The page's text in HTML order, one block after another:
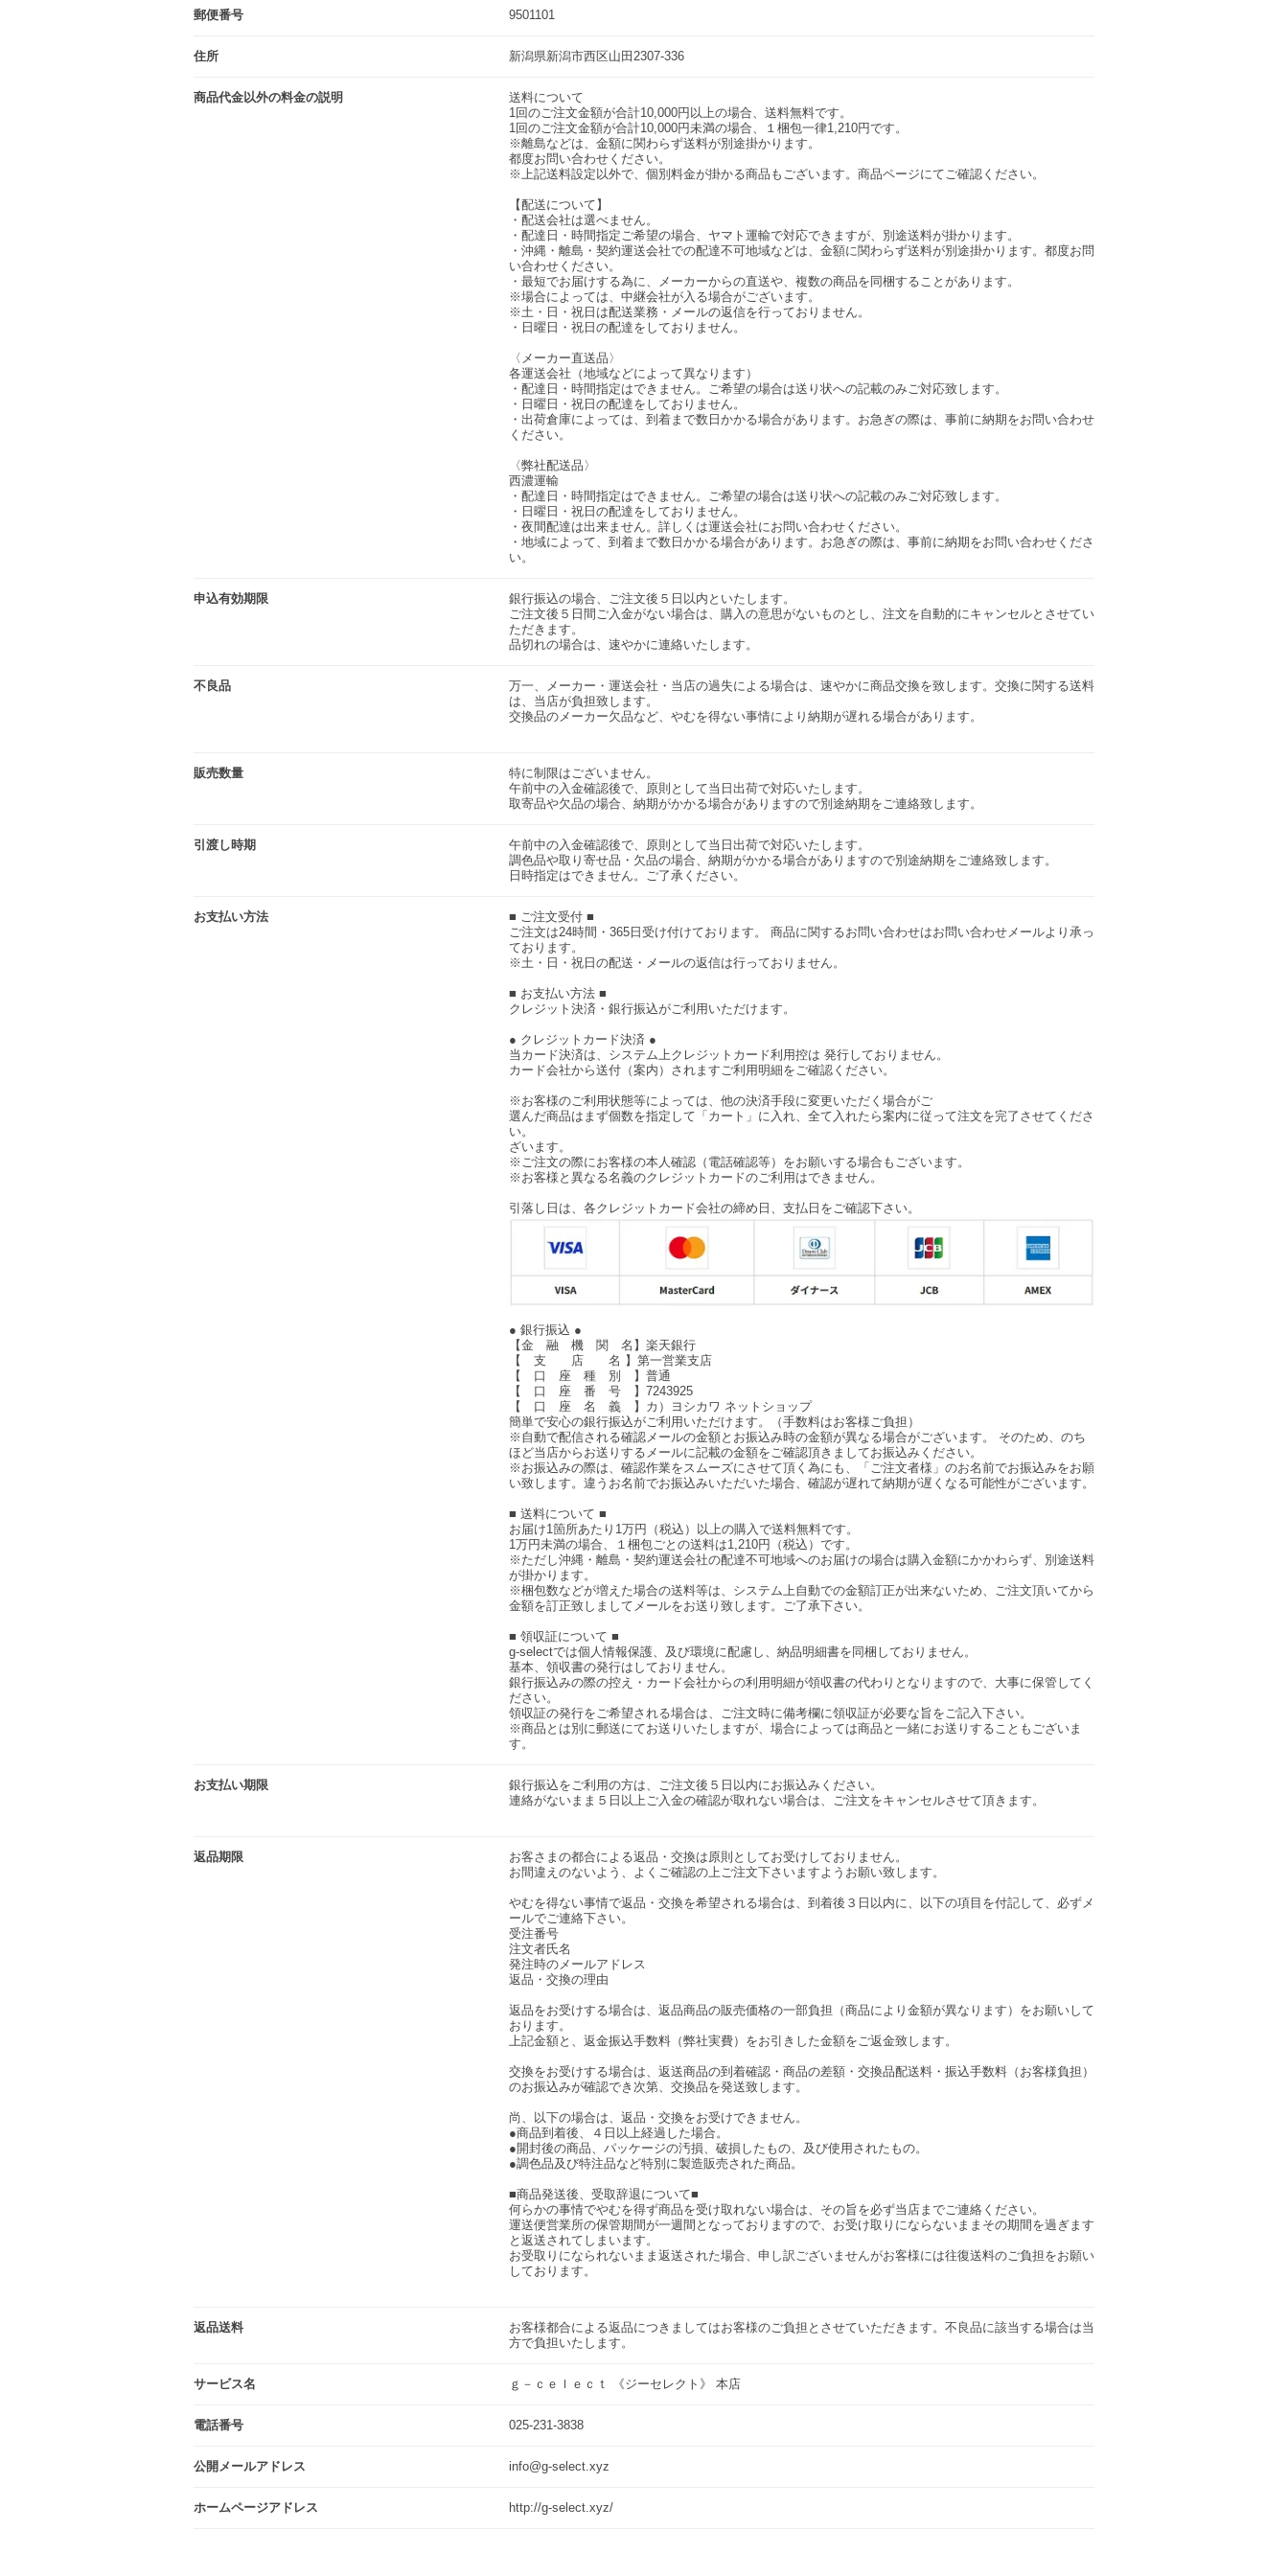
郵便番号 9501101
住所 新潟県新潟市西区山田2307-336
商品代金以外の料金の説明
送料について
1回のご注文金額が合計10,000円以上の場合、送料無料です。
1回のご注文金額が合計10,000円未満の場合、１梱包一律1,210円です。
※離島などは、金額に関わらず送料が別途掛かります。
都度お問い合わせください。
※上記送料設定以外で、個別料金が掛かる商品もございます。商品ページにてご確認ください。
【配送について】
・配送会社は選べません。
・配達日・時間指定ご希望の場合、ヤマト運輸で対応できますが、別途送料が掛かります。
・沖縄・離島・契約運送会社での配達不可地域などは、金額に関わらず送料が別途掛かります。都度お問
い合わせください。
・最短でお届けする為に、メーカーからの直送や、複数の商品を同梱することがあります。
※場合によっては、中継会社が入る場合がございます。
※土・日・祝日は配送業務・メールの返信を行っておりません。
・日曜日・祝日の配達をしておりません。
〈メーカー直送品〉
各運送会社（地域などによって異なります）
・配達日・時間指定はできません。ご希望の場合は送り状への記載のみご対応致します。
・日曜日・祝日の配達をしておりません。
・出荷倉庫によっては、到着まで数日かかる場合があります。お急ぎの際は、事前に納期をお問い合わせ
ください。
〈弊社配送品〉
西濃運輸
・配達日・時間指定はできません。ご希望の場合は送り状への記載のみご対応致します。
・日曜日・祝日の配達をしておりません。
・夜間配達は出来ません。詳しくは運送会社にお問い合わせください。
・地域によって、到着まで数日かかる場合があります。お急ぎの際は、事前に納期をお問い合わせくださ
い。
申込有効期限
銀行振込の場合、ご注文後５日以内といたします。
ご注文後５日間ご入金がない場合は、購入の意思がないものとし、注文を自動的にキャンセルとさせてい
ただきます。
品切れの場合は、速やかに連絡いたします。
不良品
万一、メーカー・運送会社・当店の過失による場合は、速やかに商品交換を致します。交換に関する送料
は、当店が負担致します。
交換品のメーカー欠品など、やむを得ない事情により納期が遅れる場合があります。
販売数量
特に制限はございません。
午前中の入金確認後で、原則として当日出荷で対応いたします。
取寄品や欠品の場合、納期がかかる場合がありますので別途納期をご連絡致します。
引渡し時期
午前中の入金確認後で、原則として当日出荷で対応いたします。
調色品や取り寄せ品・欠品の場合、納期がかかる場合がありますので別途納期をご連絡致します。
日時指定はできません。ご了承ください。
お支払い方法
■ ご注文受付 ■
ご注文は24時間・365日受け付けております。 商品に関するお問い合わせはお問い合わせメールより承っ
ております。
※土・日・祝日の配送・メールの返信は行っておりません。
■ お支払い方法 ■
クレジット決済・銀行振込がご利用いただけます。
● クレジットカード決済 ●
当カード決済は、システム上クレジットカード利用控は 発行しておりません。
カード会社から送付（案内）されますご利用明細をご確認ください。
※お客様のご利用状態等によっては、他の決済手段に変更いただく場合がご
選んだ商品はまず個数を指定して「カート」に入れ、全て入れたら案内に従って注文を完了させてくださ
い。
ざいます。
※ご注文の際にお客様の本人確認（電話確認等）をお願いする場合もございます。
※お客様と異なる名義のクレジットカードのご利用はできません。
引落し日は、各クレジットカード会社の締め日、支払日をご確認下さい。
● 銀行振込 ●
【金 融 機 関 名】楽天銀行
【 支 店 名 】第一営業支店
【 口 座 種 別 】普通
【 口 座 番 号 】7243925
【 口 座 名 義 】カ）ヨシカワ ネットショップ
簡単で安心の銀行振込がご利用いただけます。（手数料はお客様ご負担）
※自動で配信される確認メールの金額とお振込み時の金額が異なる場合がございます。 そのため、のち
ほど当店からお送りするメールに記載の金額をご確認頂きましてお振込みください。
※お振込みの際は、確認作業をスムーズにさせて頂く為にも、「ご注文者様」のお名前でお振込みをお願
い致します。違うお名前でお振込みいただいた場合、確認が遅れて納期が遅くなる可能性がございます。
■ 送料について ■
お届け1箇所あたり1万円（税込）以上の購入で送料無料です。
1万円未満の場合、１梱包ごとの送料は1,210円（税込）です。
※ただし沖縄・離島・契約運送会社の配達不可地域へのお届けの場合は購入金額にかかわらず、別途送料
が掛かります。
※梱包数などが増えた場合の送料等は、システム上自動での金額訂正が出来ないため、ご注文頂いてから
金額を訂正致しましてメールをお送り致します。ご了承下さい。
■ 領収証について ■
g-selectでは個人情報保護、及び環境に配慮し、納品明細書を同梱しておりません。
基本、領収書の発行はしておりません。
銀行振込みの際の控え・カード会社からの利用明細が領収書の代わりとなりますので、大事に保管してく
ださい。
領収証の発行をご希望される場合は、ご注文時に備考欄に領収証が必要な旨をご記入下さい。
※商品とは別に郵送にてお送りいたしますが、場合によっては商品と一緒にお送りすることもございま
す。
お支払い期限
銀行振込をご利用の方は、ご注文後５日以内にお振込みください。
連絡がないまま５日以上ご入金の確認が取れない場合は、ご注文をキャンセルさせて頂きます。
返品期限
お客さまの都合による返品・交換は原則としてお受けしておりません。
お間違えのないよう、よくご確認の上ご注文下さいますようお願い致します。
やむを得ない事情で返品・交換を希望される場合は、到着後３日以内に、以下の項目を付記して、必ずメ
ールでご連絡下さい。
受注番号
注文者氏名
発注時のメールアドレス
返品・交換の理由
返品をお受けする場合は、返品商品の販売価格の一部負担（商品により金額が異なります）をお願いして
おります。
上記金額と、返金振込手数料（弊社実費）をお引きした金額をご返金致します。
交換をお受けする場合は、返送商品の到着確認・商品の差額・交換品配送料・振込手数料（お客様負担）
のお振込みが確認でき次第、交換品を発送致します。
尚、以下の場合は、返品・交換をお受けできません。
●商品到着後、４日以上経過した場合。
●開封後の商品、パッケージの汚損、破損したもの、及び使用されたもの。
●調色品及び特注品など特別に製造販売された商品。
■商品発送後、受取辞退について■
何らかの事情でやむを得ず商品を受け取れない場合は、その旨を必ず当店までご連絡ください。
運送便営業所の保管期間が一週間となっておりますので、お受け取りにならないままその期間を過ぎます
と返送されてしまいます。
お受取りになられないまま返送された場合、申し訳ございませんがお客様には往復送料のご負担をお願い
しております。
返品送料
お客様都合による返品につきましてはお客様のご負担とさせていただきます。不良品に該当する場合は当
方で負担いたします。
サービス名 ｇ－ｃｅｌｅｃｔ 《ジーセレクト》 本店
電話番号 025-231-3838
公開メールアドレス info@g-select.xyz
ホームページアドレス http://g-select.xyz/